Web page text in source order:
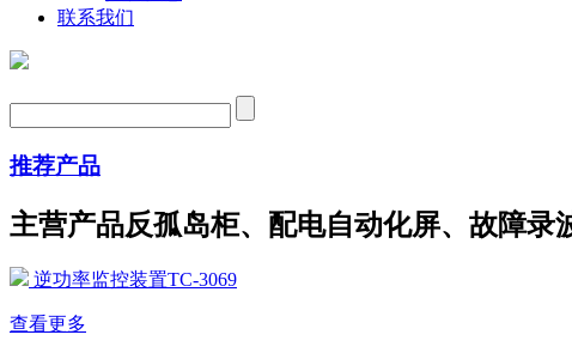
联系我们
推荐产品
主营产品反孤岛柜、配电自动化屏、故障录
逆功率监控装置TC-3069
查看更多